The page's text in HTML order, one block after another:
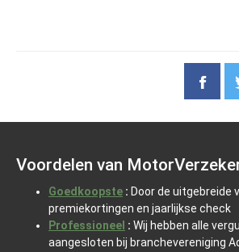
Voordelen van
Goedkoopste : Door de uitgebreide
premiekortingen en jaarlijkse check
Professioneel : Wij hebben alle
aangesloten bij branchevereniging